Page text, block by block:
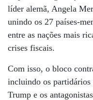
líder alemã, Angela
unindo os 27 países-
entre as nações mais
crises fiscais.
Com isso, o bloco
incluindo os
Trump e os